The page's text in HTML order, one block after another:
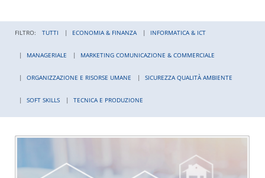
SERVIZI
CONSULENZA AZIENDALE
EUROPROGETTAZIONE
CONTATTI
FILTRO: TUTTI ECONOMIA & FINANZA INFORMATICA & ICT
MANAGERIALE MARKETING COMUNICAZIONE & COMMERCIALE
ORGANIZZAZIONE E RISORSE UMANE SICUREZZA QUALITÀ AMBIENTE
SOFT SKILLS TECNICA E PRODUZIONE